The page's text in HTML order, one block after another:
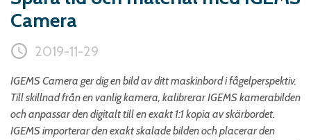
Camera
2019-11-29
IGEMS Camera ger dig en bild av ditt maskinbord i fågelperspektiv.
Till skillnad från en vanlig kamera, kalibrerar IGEMS kamerabilden
och anpassar den digitalt till en exakt 1:1 kopia av skärbordet.
IGEMS importerar den exakt skalade bilden och placerar den
Eventkalender